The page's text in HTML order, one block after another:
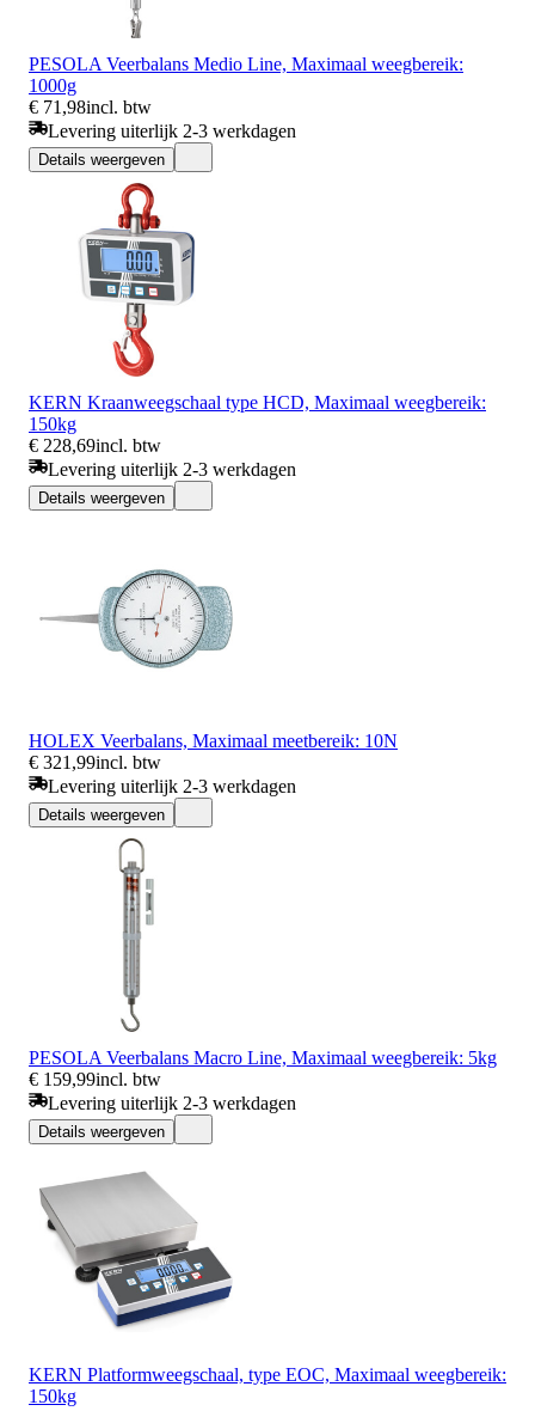
PESOLA Veerbalans Medio Line, Maximaal weegbereik:
1000g
€ 71,98incl. btw
Levering uiterlijk 2-3 werkdagen
Details weergeven
KERN Kraanweegschaal type HCD, Maximaal weegbereik:
150kg
€ 228,69incl. btw
Levering uiterlijk 2-3 werkdagen
Details weergeven
HOLEX Veerbalans, Maximaal meetbereik: 10N
€ 321,99incl. btw
Levering uiterlijk 2-3 werkdagen
Details weergeven
PESOLA Veerbalans Macro Line, Maximaal weegbereik: 5kg
€ 159,99incl. btw
Levering uiterlijk 2-3 werkdagen
Details weergeven
KERN Platformweegschaal, type EOC, Maximaal weegbereik:
150kg